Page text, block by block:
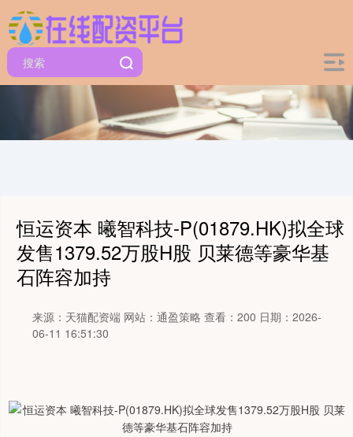
恒运资本 曦智科技-P(01879.HK)拟全球
发售1379.52万股H股 贝莱德等豪华基
石阵容加持
来源：天猫配资端 网站：通盈策略 查看：200 日期：2026-
06-11 16:51:30